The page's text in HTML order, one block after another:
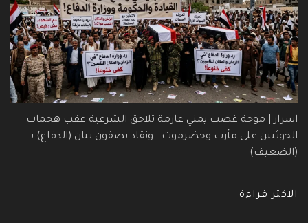
اسرار | موجة غضب يمني عارمة تلاحق الشرعية عقب هجمات
الحوثيين على مأرب وحضرموت.. ونقاد يصفون بيان (الدفاع) بـ
(الضعيف)
الاكثر قراءة